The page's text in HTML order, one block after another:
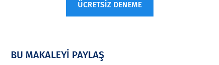
ÜCRETSİZ DENEME
BU MAKALEYİ PAYLAŞ